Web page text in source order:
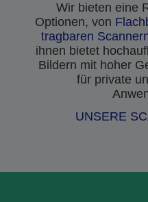
Wir bieten eine
Optionen, von
tragbaren
ihnen bietet
Bildern mit hoher
für private
UNSERE